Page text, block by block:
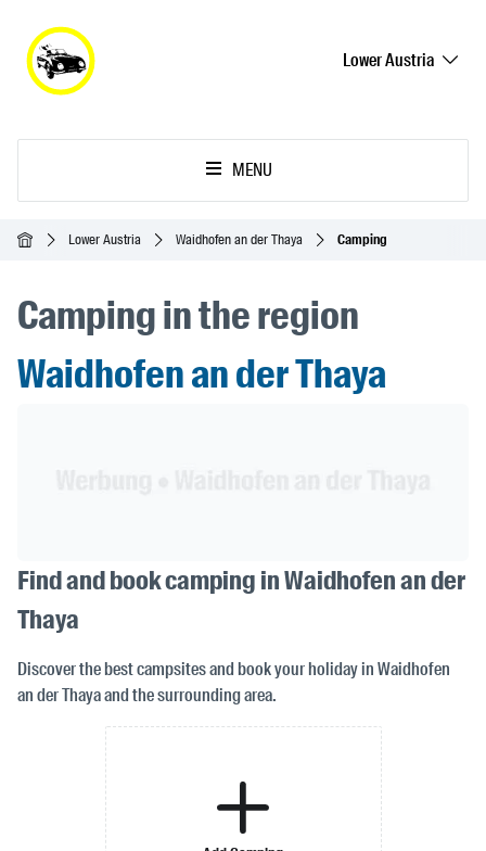
Lower Austria
MENU
HomepageLower Austria Waidhofen an der Thaya Camping
Camping in the region
Waidhofen an der Thaya
Find and book camping in Waidhofen an der
Thaya
Discover the best campsites and book your holiday in Waidhofen
an der Thaya and the surrounding area.